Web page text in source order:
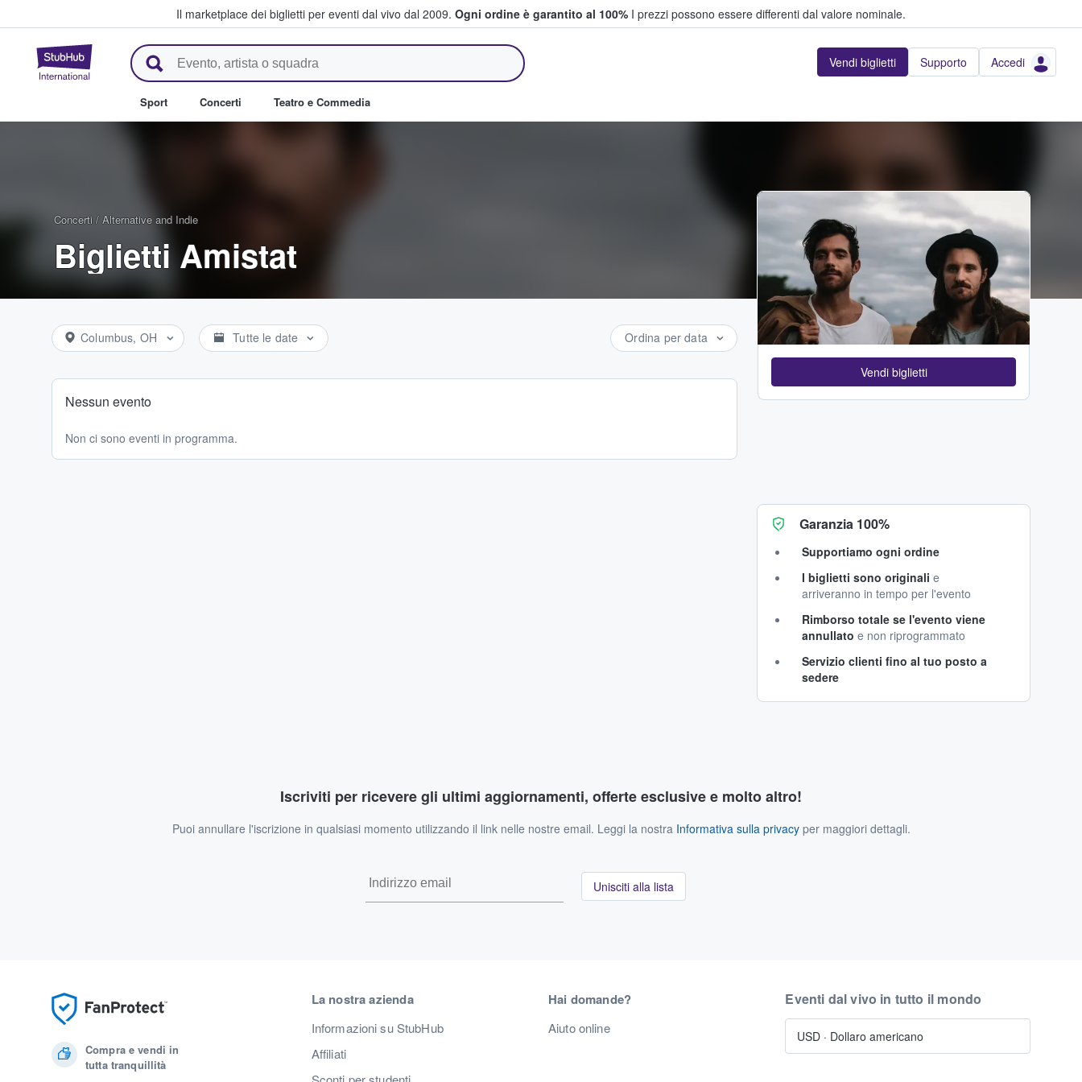
Il marketplace dei biglietti per eventi dal vivo dal 2009. Ogni ordine è garantito al 100% I prezzi possono essere differenti dal valore nominale.
StubHub - Dove i fan comprano e vendono biglietti Vendi biglietti Supporto Accedi
Sport Concerti Teatro e Commedia
Concerti / Alternative and Indie
Biglietti Amistat
Columbus, OH Tutte le date Ordina per data
Nessun evento
Non ci sono eventi in programma.
Vendi biglietti
Garanzia 100%
Supportiamo ogni ordine
I biglietti sono originali e
arriveranno in tempo per l'evento
Rimborso totale se l'evento viene
annullato e non riprogrammato
Servizio clienti fino al tuo posto a
sedere
Iscriviti per ricevere gli ultimi aggiornamenti, offerte esclusive e molto altro!
Puoi annullare l'iscrizione in qualsiasi momento utilizzando il link nelle nostre email. Leggi la nostra Informativa sulla privacyper maggiori dettagli.
Unisciti alla lista
Compra e vendi in
tutta tranquillità
La nostra azienda
Informazioni su StubHub
Affiliati
Hai domande?
Aiuto online
Eventi dal vivo in tutto il mondo
USD · Dollaro americano